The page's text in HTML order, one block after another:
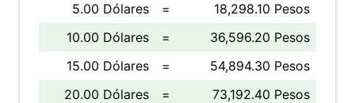
5.00 Dólares
=
18,298.10 Pesos
10.00 Dólares
=
36,596.20 Pesos
15.00 Dólares
=
54,894.30 Pesos
20.00 Dólares
=
73,192.40 Pesos